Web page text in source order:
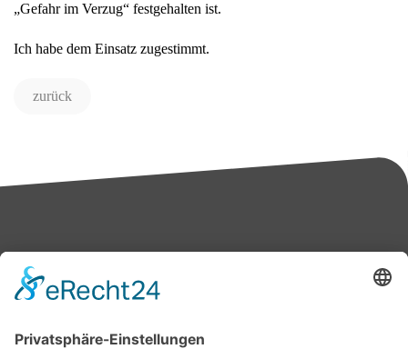
„Gefahr im Verzug“ festgehalten ist.
Ich habe dem Einsatz zugestimmt.
zurück